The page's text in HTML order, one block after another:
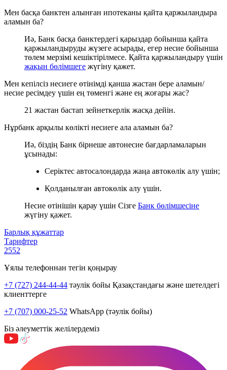
Мен басқа банктен алынған ипотеканы қайта қаржыландыра
аламын ба?
Иә, Банк басқа банктердегі қарыздар бойынша қайта
қаржыландыруды жүзеге асырады, егер несие бойынша
төлем мерзімі кешіктірілмесе. Қайта қаржыландыру үшін
жақын бөлімшеге жүгіну қажет.
Мен кепілсіз несиеге өтінімді қанша жастан бере аламын/
несие ресімдеу үшін ең төменгі және ең жоғары жас?
21 жастан бастап зейнеткерлік жасқа дейін.
Нұрбанк арқылы көлікті несиеге ала аламын ба?
Иә, біздің Банк бірнеше автонесие бағдарламаларын
ұсынады:
Серіктес автосалондарда жаңа автокөлік алу үшін;
Қолданылған автокөлік алу үшін.
Несие өтінішін қарау үшін Сізге Банк бөлімшесіне
жүгіну қажет.
Барлық құжаттар
Тарифтер
2552
Ұялы телефоннан тегін қоңырау
+7 (727) 244-44-44 тәулік бойы Қазақстандағы және шетелдегі
клиенттерге
+7 (707) 000-25-52 WhatsApp (тәулік бойы)
Біз әлеуметтік желілердеміз